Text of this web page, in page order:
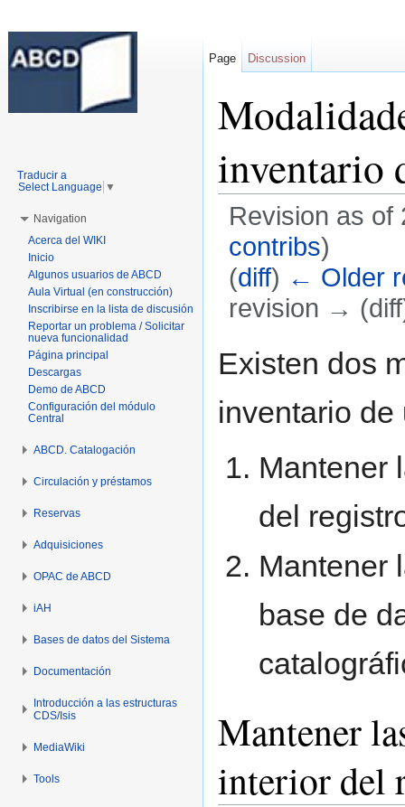
inventario
Revision as
contribs)
(diff) ← Older
revision →
Existen dos
inventario
Mantener
del
Mantener
base de
Mantener
interior del
Page Discussion
Traducir a
Select Language ▼
Navigation
Acerca del WIKI
Inicio
Algunos usuarios de ABCD
Aula Virtual (en construcción)
Inscribirse en la lista de discusión
Reportar un problema / Solicitar
nueva funcionalidad
Página principal
Descargas
Demo de ABCD
Configuración del módulo
Central
ABCD. Catalogación
Circulación y préstamos
Reservas
Adquisiciones
OPAC de ABCD
iAH
Bases de datos del Sistema
Documentación
Introducción a las estructuras
CDS/Isis
MediaWiki
Tools